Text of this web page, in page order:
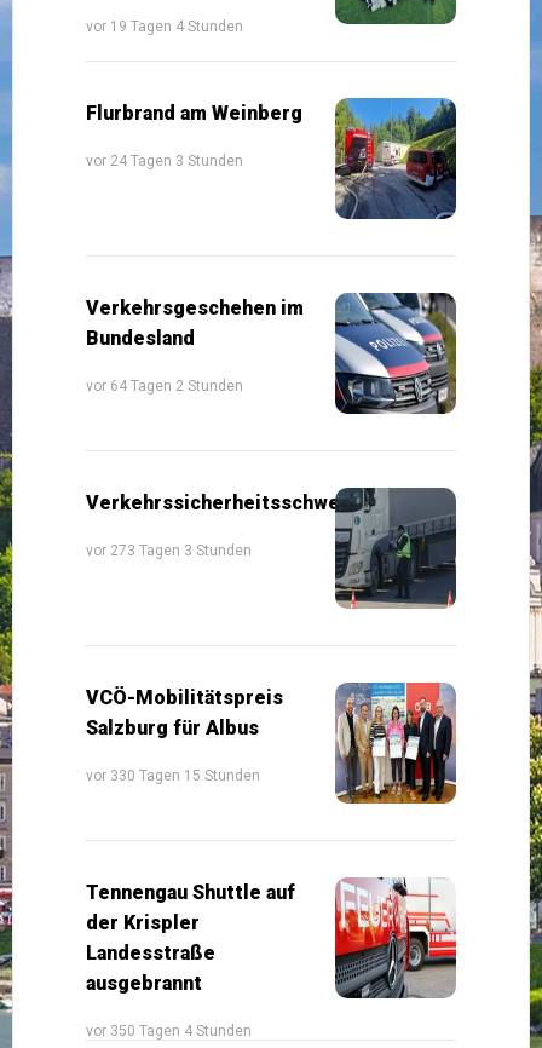
vor 19 Tagen 4 Stunden
Flurbrand am Weinberg
vor 24 Tagen 3 Stunden
Verkehrsgeschehen im
Bundesland
vor 64 Tagen 2 Stunden
Verkehrssicherheitsschwerpunkte
vor 273 Tagen 3 Stunden
VCÖ-Mobilitätspreis
Salzburg für Albus
vor 330 Tagen 15 Stunden
Tennengau Shuttle auf
der Krispler
Landesstraße
ausgebrannt
vor 350 Tagen 4 Stunden